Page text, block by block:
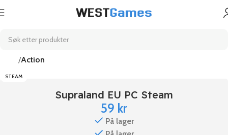
Action
STEAM
Supraland EU PC Steam
59 kr
På lager